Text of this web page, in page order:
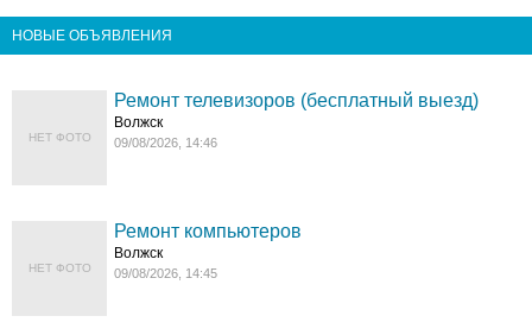
НОВЫЕ ОБЪЯВЛЕНИЯ
НЕТ ФОТО
Ремонт телевизоров (бесплатный выезд)
Волжск
09/08/2026, 14:46
НЕТ ФОТО
Ремонт компьютеров
Волжск
09/08/2026, 14:45